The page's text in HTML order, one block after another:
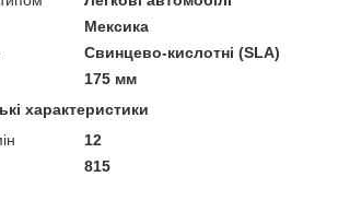
Мексика
Свинцево-кислотні (SLA)
175 мм
характеристики
12
815